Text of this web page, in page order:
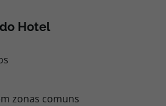
Hotel
zonas comuns